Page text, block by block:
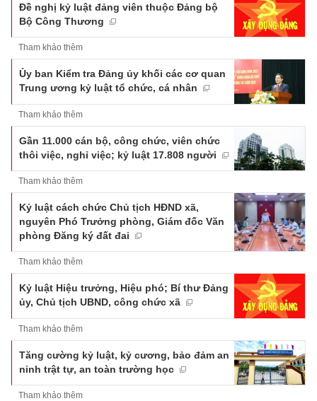
Đề nghị kỷ luật đảng viên thuộc Đảng bộ
Bộ Công Thương
Tham khảo thêm
Ủy ban Kiểm tra Đảng ủy khối các cơ quan
Trung ương kỷ luật tổ chức, cá nhân
Tham khảo thêm
Gần 11.000 cán bộ, công chức, viên chức
thôi việc, nghỉ việc; kỷ luật 17.808 người
Tham khảo thêm
Kỷ luật cách chức Chủ tịch HĐND xã,
nguyên Phó Trưởng phòng, Giám đốc Văn
phòng Đăng ký đất đai
Tham khảo thêm
Kỷ luật Hiệu trưởng, Hiệu phó; Bí thư Đảng
ủy, Chủ tịch UBND, công chức xã
Tham khảo thêm
Tăng cường kỷ luật, kỷ cương, bảo đảm an
ninh trật tự, an toàn trường học
Tham khảo thêm